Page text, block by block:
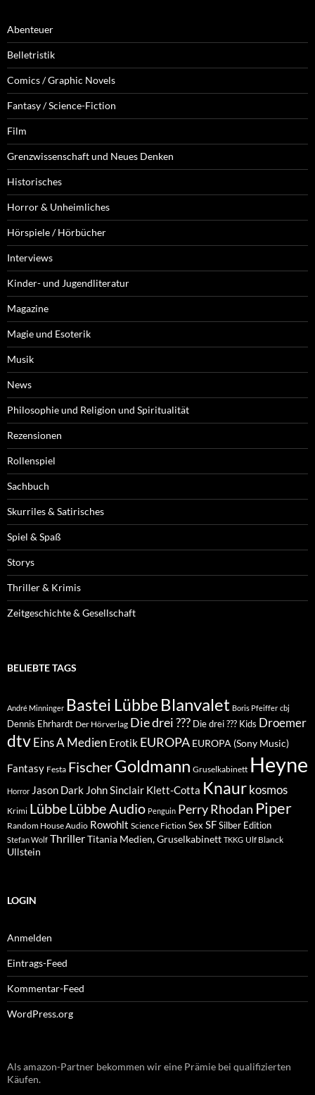
Abenteuer
Belletristik
Comics / Graphic Novels
Fantasy / Science-Fiction
Film
Grenzwissenschaft und Neues Denken
Historisches
Horror & Unheimliches
Hörspiele / Hörbücher
Interviews
Kinder- und Jugendliteratur
Magazine
Magie und Esoterik
Musik
News
Philosophie und Religion und Spiritualität
Rezensionen
Rollenspiel
Sachbuch
Skurriles & Satirisches
Spiel & Spaß
Storys
Thriller & Krimis
Zeitgeschichte & Gesellschaft
BELIEBTE TAGS
André Minninger Bastei Lübbe Blanvalet Boris Pfeiffer cbj
Dennis Ehrhardt Der Hörverlag Die drei ??? Die drei ??? Kids Droemer
dtvEins A Medien Erotik EUROPA EUROPA (Sony Music)
Fantasy Festa FischerGoldmann Gruselkabinett Heyne
Horror Jason Dark John Sinclair Klett-Cotta Knaur kosmos
Krimi LübbeLübbe Audio Penguin Perry Rhodan Piper
Random House Audio Rowohlt Science Fiction Sex SFSilber Edition
Stefan Wolf ThrillerTitania Medien, Gruselkabinett TKKG Ulf Blanck
Ullstein
LOGIN
Anmelden
Eintrags-Feed
Kommentar-Feed
WordPress.org
Als amazon-Partner bekommen wir eine Prämie bei qualifizierten
Käufen.